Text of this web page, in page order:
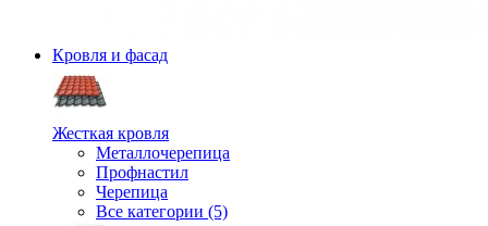
Кровля и фасад
Жесткая кровля
Металлочерепица
Профнастил
Черепица
Все категории (5)